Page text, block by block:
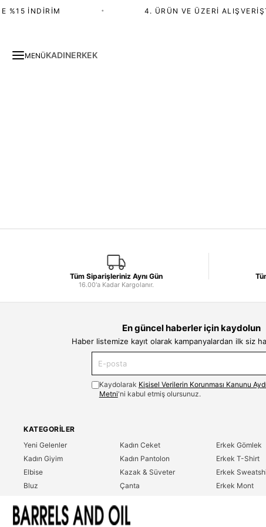
%15 İNDIRIM 4. ÜRÜN VE ÜZERI
MENÜKADINERKEK
Tüm Siparişleriniz Aynı Gün
16.00'a Kadar Kargolanır.
En güncel haberler için kaydolun
Haber listemize kayıt olarak kampanyalardan ilk siz
Kaydolarak Kişisel Verilerin Korunması Kanunu
Metni'ni kabul etmiş olursunuz.
KATEGORILER
Yeni Gelenler
Kadın Giyim
Elbise
Bluz
T-Shirt
Kadın Ceket
Kadın Pantolon
Kazak & Süveter
Çanta
Erkek Gömlek
Erkek T-Shirt
Erkek
Erkek Mont